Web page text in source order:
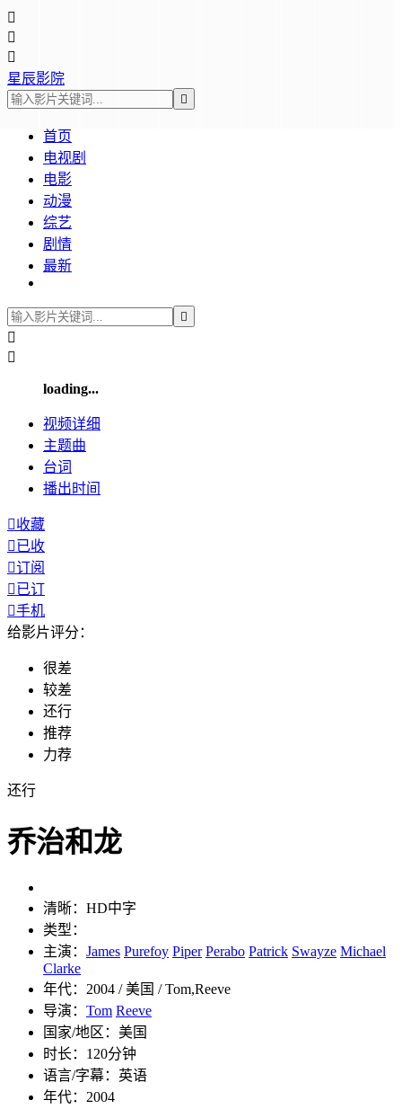



星辰影院

首页
电视剧
电影
动漫
综艺
剧情
最新



loading...
视频详细
主题曲
台词
播出时间
收藏
已收
订阅
已订
手机
给影片评分：
很差
较差
还行
推荐
力荐
还行
乔治和龙
清晰： HD中字
类型：
主演： James Purefoy Piper Perabo Patrick Swayze Michael
Clarke
年代： 2004 / 美国 / Tom,Reeve
导演： Tom Reeve
国家/地区： 美国
时长： 120分钟
语言/字幕： 英语
年代： 2004